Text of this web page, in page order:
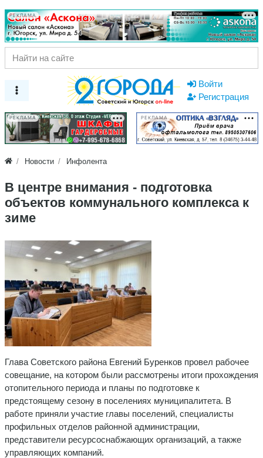
РЕКЛАМА
Войти
Регистрация
РЕКЛАМА РЕКЛАМА
Новости Инфолента
В центре внимания - подготовка
объектов коммунального комплекса к
зиме
Глава Советского района Евгений Буренков провел рабочее
совещание, на котором были рассмотрены итоги прохождения
отопительного периода и планы по подготовке к
предстоящему сезону в поселениях муниципалитета. В
работе приняли участие главы поселений, специалисты
профильных отделов районной администрации,
представители ресурсоснабжающих организаций, а также
управляющих компаний.